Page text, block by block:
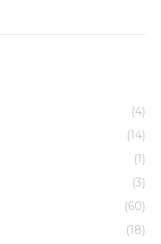
(4)
(14)
(1)
(3)
(60)
(18)